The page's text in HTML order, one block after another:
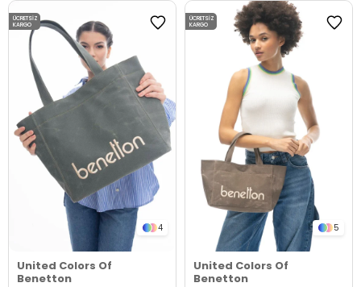
4
United Colors Of
Benetton
ÜCRETSIZ
KARGO
5
United Colors Of
Benetton
ÜCRETSIZ
KARGO